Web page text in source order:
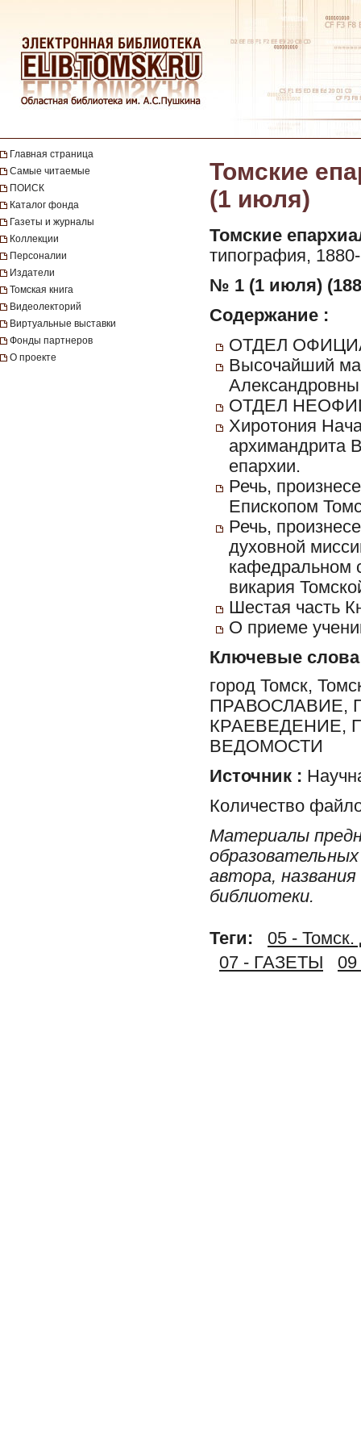
Главная страница
Самые читаемые
ПОИСК
Каталог фонда
Газеты и журналы
Коллекции
Персоналии
Издатели
Томская книга
Видеолекторий
Виртуальные выставки
Фонды партнеров
О проекте
Томские
(1 июля)
Томские
типография,
№ 1 (1 июля)
Содержание :
ОТДЕЛ
Высочайший
ОТДЕЛ
Хиротония
архимандрита
епархии.
Речь,
Епископом
Речь,
духовной
кафедральном
викария
Шестая часть
О приеме
Ключевые слова
город Томск,
ПРАВОСЛАВИЕ,
КРАЕВЕДЕНИЕ,
ВЕДОМОСТИ
Источник :
Количество
Материалы
автора,
библиотеки.
Теги:
05 -
07 - ГАЗЕТЫ
09